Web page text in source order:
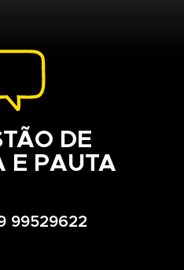
DE
E PAUTA
99529622